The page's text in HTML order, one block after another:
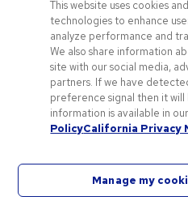
Condiciones de Venta
Trabajar en Pens.com
Ofertas y recursos
Productos personalizados
Códigos promocionales y cupones
Consejos de arte
This website uses cookies
technologies to enhance
analyze performance and
We also share information
site with our social media,
partners. If we have
preference signal then it
information is available in our
PolicyCalifornia Privacy
Manage my